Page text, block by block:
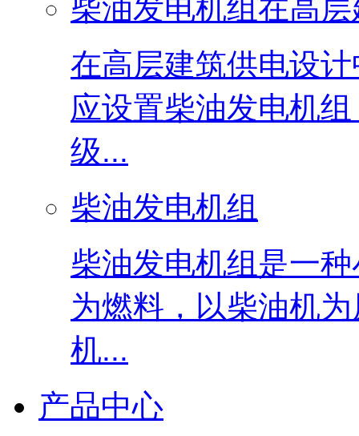
柴油发电机组在高
在高层建筑供电设
应设置柴油发电机
级...
柴油发电机组
柴油发电机组是一
为燃料，以柴油机
机...
产品中心